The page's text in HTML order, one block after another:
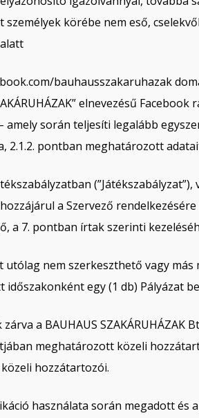
körébe nem eső,
bauhausszakaruhazak
elnevezésű
amely során teljesíti legalább
2.1.2. pontban meghatározott
a Szervező
a 7. pontban írtak szerinti
utólag nem szerkeszthető vagy
egy (1 db) Pályázat
zárva a BAUHAUS
meghatározott közeli
hozzátartozói.
használata során megadott